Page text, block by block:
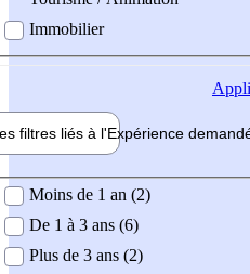
Immobilier
filtres liés à l'Expérience
demandée
Moins de 1 an (2)
De 1 à 3 ans (6)
Plus de 3 ans (2)